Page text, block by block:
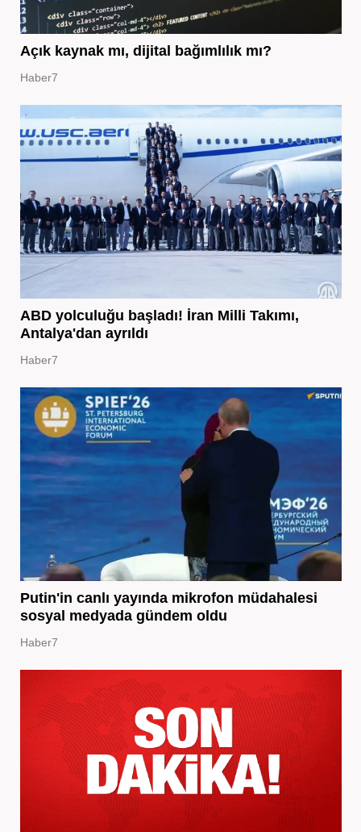
Açık kaynak mı, dijital bağımlılık mı?
Haber7
ABD yolculuğu başladı! İran Milli Takımı,
Antalya'dan ayrıldı
Haber7
Putin'in canlı yayında mikrofon müdahalesi
sosyal medyada gündem oldu
Haber7